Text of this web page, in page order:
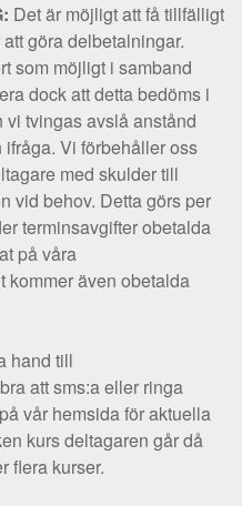
Det är möjligt att få tillfälligt
göra delbetalningar.
som möjligt i samband
dock att detta bedöms i
tvingas avslå anstånd
Vi förbehåller oss
med skulder till
vid behov. Detta görs per
terminsavgifter obetalda
på våra
kommer även obetalda
hand till
att sms:a eller ringa
vår hemsida för aktuella
kurs deltagaren går då
flera kurser.